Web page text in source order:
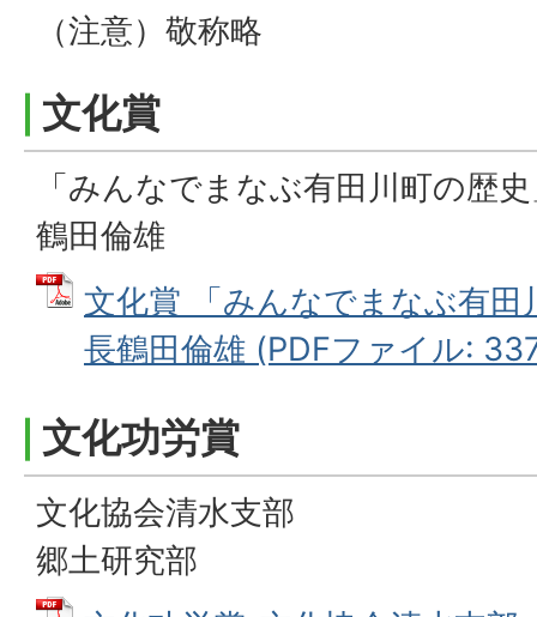
（注意）敬称略
文化賞
「みんなでまなぶ有田川町の歴
鶴田倫雄
文化賞 「みんなでまなぶ有田
長鶴田倫雄 (PDFファイル:
文化功労賞
文化協会清水支部
郷土研究部